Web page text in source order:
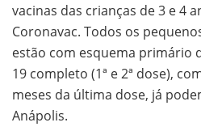
vacinas das crianças de 3 e 4
Coronavac. Todos os
estão com esquema primário
19 completo (1ª e 2ª dose),
meses da última dose, já
Anápolis.